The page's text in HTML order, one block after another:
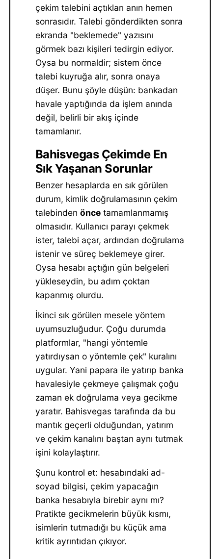
çekim talebini açtıkları anın hemen
sonrasıdır. Talebi gönderdikten sonra
ekranda "beklemede" yazısını
görmek bazı kişileri tedirgin ediyor.
Oysa bu normaldir; sistem önce
talebi kuyruğa alır, sonra onaya
düşer. Bunu şöyle düşün: bankadan
havale yaptığında da işlem anında
değil, belirli bir akış içinde
tamamlanır.
Bahisvegas Çekimde En
Sık Yaşanan Sorunlar
Benzer hesaplarda en sık görülen
durum, kimlik doğrulamasının çekim
talebinden öncetamamlanmamış
olmasıdır. Kullanıcı parayı çekmek
ister, talebi açar, ardından doğrulama
istenir ve süreç beklemeye girer.
Oysa hesabı açtığın gün belgeleri
yükleseydin, bu adım çoktan
kapanmış olurdu.
İkinci sık görülen mesele yöntem
uyumsuzluğudur. Çoğu durumda
platformlar, "hangi yöntemle
yatırdıysan o yöntemle çek" kuralını
uygular. Yani papara ile yatırıp banka
havalesiyle çekmeye çalışmak çoğu
zaman ek doğrulama veya gecikme
yaratır. Bahisvegas tarafında da bu
mantık geçerli olduğundan, yatırım
ve çekim kanalını baştan aynı tutmak
işini kolaylaştırır.
Şunu kontrol et: hesabındaki ad-
soyad bilgisi, çekim yapacağın
banka hesabıyla birebir aynı mı?
Pratikte gecikmelerin büyük kısmı,
isimlerin tutmadığı bu küçük ama
kritik ayrıntıdan çıkıyor.